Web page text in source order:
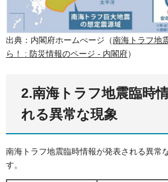
出典：内閣府ホームぺージ（南海トラフ地
ら！ : 防災情報のページ - 内閣府）
2.南海トラフ地震臨時
れる異常な現象
南海トラフ地震臨時情報が発表される異常
す。